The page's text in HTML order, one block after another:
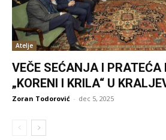
Atelje
VEČE SEĆANJA I PRATEĆA
„KORENI I KRILA“ U
Zoran Todorović - dec 5, 2025